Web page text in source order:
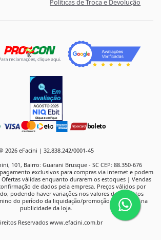
Políticas de Troca e Devolução
boleto
2026 eFacini | 32.838.242/0001-45
101, Bairro: Guarani Brusque - SC CEP: 88.350-676
exclusivos para compras via internet e podem
Ofertas válidas enquanto durarem os estoques | Vendas
de dados pela empresa. Preços válidos por
podendo haver variações nos valores de produtos
do período da liquidação/promoção anunciado na
publicidade da loja.
Reservados www.efacini.com.br